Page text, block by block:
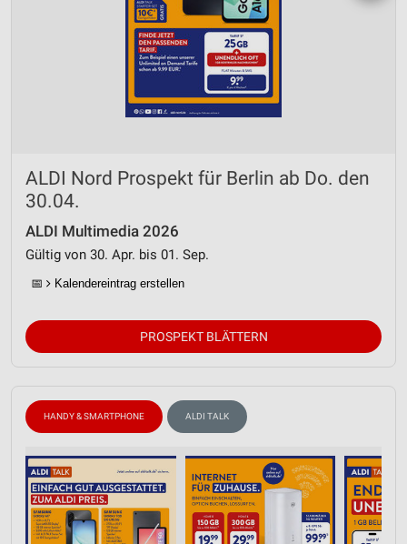
ALDI Nord Prospekt für Berlin ab Do. den
30.04.
ALDI Multimedia 2026
Gültig von 30. Apr. bis 01. Sep.
📅 Kalendereintrag erstellen
PROSPEKT BLÄTTERN
HANDY & SMARTPHONE ALDI TALK